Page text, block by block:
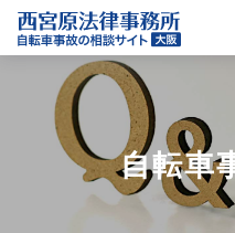
自転車